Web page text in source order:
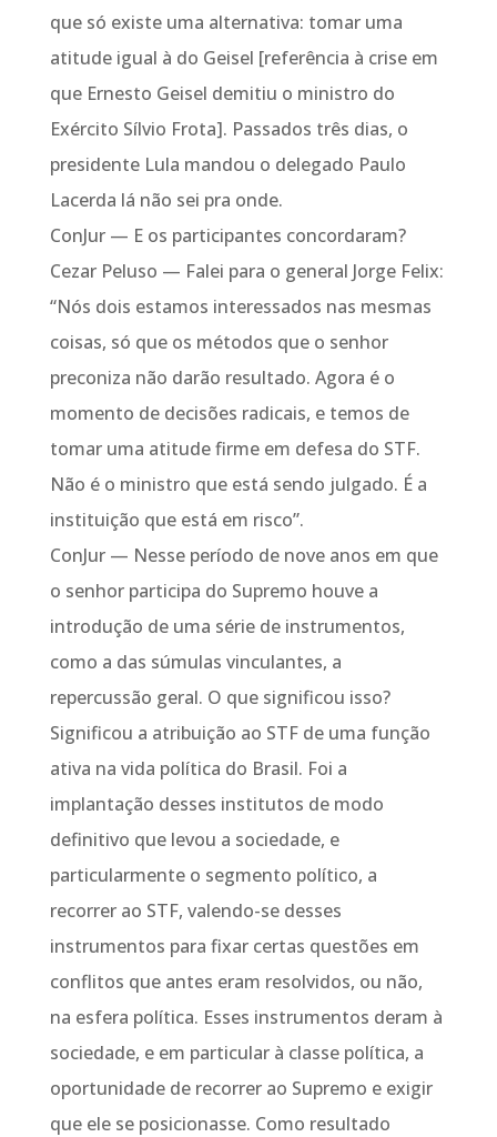
que só existe uma alternativa: tomar uma
atitude igual à do Geisel [referência à crise em
que Ernesto Geisel demitiu o ministro do
Exército Sílvio Frota]. Passados três dias, o
presidente Lula mandou o delegado Paulo
Lacerda lá não sei pra onde.
ConJur — E os participantes concordaram?
Cezar Peluso — Falei para o general Jorge Felix:
“Nós dois estamos interessados nas mesmas
coisas, só que os métodos que o senhor
preconiza não darão resultado. Agora é o
momento de decisões radicais, e temos de
tomar uma atitude firme em defesa do STF.
Não é o ministro que está sendo julgado. É a
instituição que está em risco”.
ConJur — Nesse período de nove anos em que
o senhor participa do Supremo houve a
introdução de uma série de instrumentos,
como a das súmulas vinculantes, a
repercussão geral. O que significou isso?
Significou a atribuição ao STF de uma função
ativa na vida política do Brasil. Foi a
implantação desses institutos de modo
definitivo que levou a sociedade, e
particularmente o segmento político, a
recorrer ao STF, valendo-se desses
instrumentos para fixar certas questões em
conflitos que antes eram resolvidos, ou não,
na esfera política. Esses instrumentos deram à
sociedade, e em particular à classe política, a
oportunidade de recorrer ao Supremo e exigir
que ele se posicionasse. Como resultado